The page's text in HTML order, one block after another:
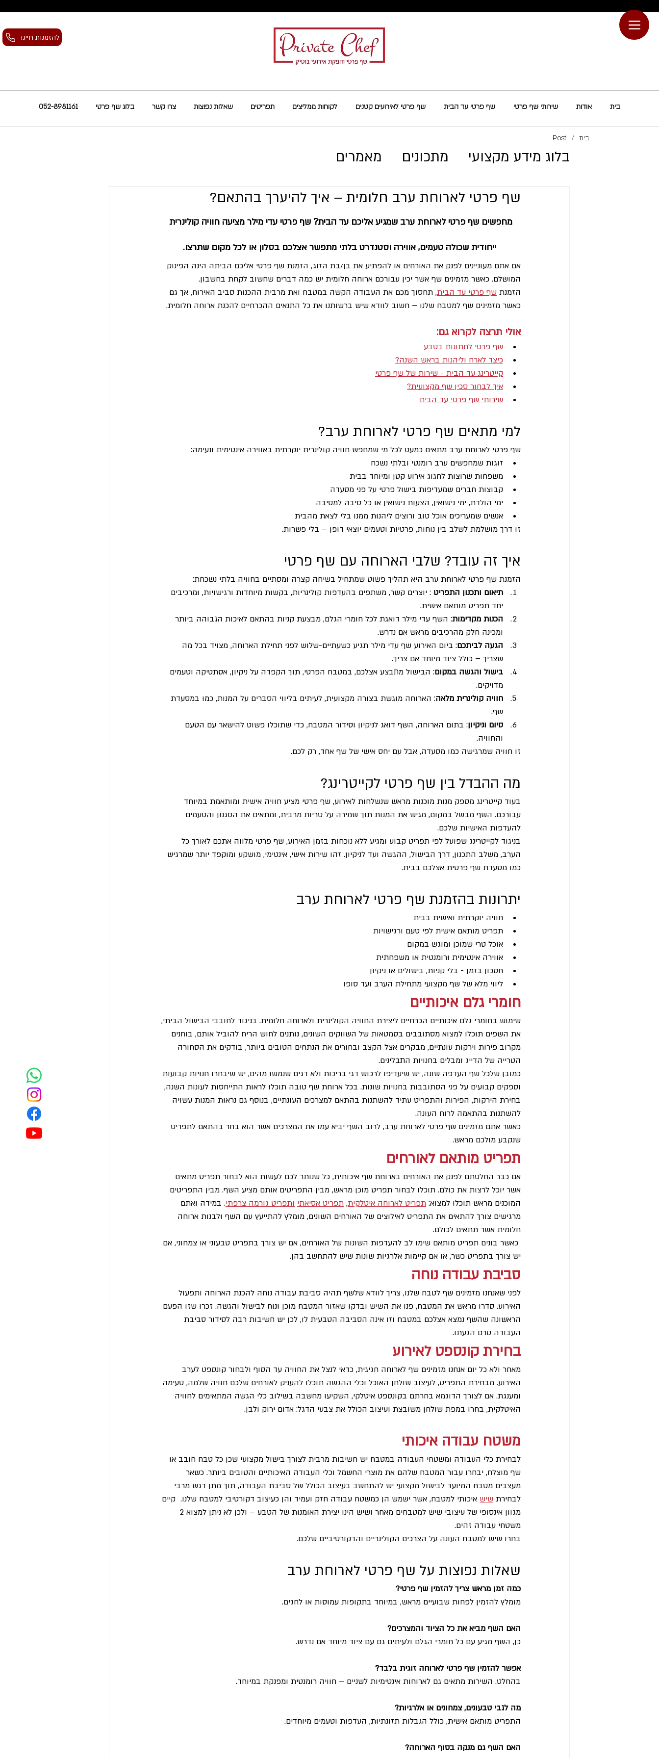
להזמנות חייגו
בית אודות שירותי שף פרטי שף פרטי עד הבית שף פרטי לאירועים קטנים לקוחות ממליצים תפריטים שאלות נפוצות צרו קשר בלוג שף פרטי 052-8981161
בית /
Post
בלוג מידע מקצועי מתכונים מאמרים
שף פרטי לארוחת ערב חלומית – איך להיערך בהתאם?
מחפשים שף פרטי לארוחת ערב שמגיע אליכם עד הבית? שף פרטי עדי מילר מציעה חוויה קולינרית
ייחודית שכולה טעמים, אווירה וסטנדרט בלתי מתפשר אצלכם בסלון או לכל מקום שתרצו.
אם אתם מעוניינים לפנק את האורחים או להפתיע את בן/בת הזוג, הזמנת שף פרטי אליכם הביתה הינה הפינוק
המושלם. כאשר מזמינים שף אשר יכין עבורכם ארוחה חלומית יש כמה דברים שחשוב לקחת בחשבון.
הזמנת שף פרטי עד הבית, תחסוך מכם את העבודה הקשה במטבח ואת מרבית ההכנות סביב האירוח, אך גם
כאשר מזמינים שף למטבח שלנו – חשוב לוודא שיש ברשותנו את כל התנאים ההכרחיים להכנת ארוחה חלומית.
אולי תרצה לקרוא גם:
שף פרטי לחתונות בטבע
כיצד לארח וליהנות בראש השנה?
קייטרינג עד הבית - שירות של שף פרטי
איך לבחור סכין שף מקצועית?
שירותי שף פרטי עד הבית
למי מתאים שף פרטי לארוחת ערב?
שף פרטי לארוחת ערב מתאים כמעט לכל מי שמחפש חוויה קולינרית יוקרתית באווירה אינטימית ונעימה:
זוגות שמחפשים ערב רומנטי ובלתי נשכח
משפחות שרוצות לחגוג אירוע קטן ומיוחד בבית
קבוצות חברים שמעדיפות בישול פרטי על פני מסעדה
ימי הולדת, ימי נישואין, הצעות נישואין או כל סיבה למסיבה
אנשים שמעריכים אוכל טוב ורוצים ליהנות ממנו בלי לצאת מהבית
זו דרך מושלמת לשלב בין נוחות, פרטיות וטעמים יוצאי דופן – בלי פשרות.
איך זה עובד? שלבי הארוחה עם שף פרטי
הזמנת שף פרטי לארוחת ערב היא תהליך פשוט שמתחיל בשיחה קצרה ומסתיים בחוויה בלתי נשכחת:
תיאום ותכנון התפריט : יוצרים קשר, משתפים בהעדפות קולינריות, בקשות מיוחדות ורגישויות, ומרכיבים
יחד תפריט מותאם אישית.
הכנות מקדימות: השף עדי מילר דואגת לכל חומרי הגלם, מבצעת קניות בהתאם לאיכות הגבוהה ביותר
ומכינה חלק מהרכיבים מראש אם נדרש.
הגעה לביתכם: ביום האירוע שף עדי מילר תגיע כשעתיים-שלוש לפני תחילת הארוחה, מצויד בכל מה
שצריך – כולל ציוד מיוחד אם צריך.
בישול והגשה במקום: הבישול מתבצע אצלכם, במטבח הפרטי, תוך הקפדה על ניקיון, אסתטיקה וטעמים
מדויקים.
חוויה קולינרית מלאה: הארוחה מוגשת בצורה מקצועית, לעיתים בליווי הסברים על המנות, כמו במסעדת
שף.
סיום וניקיון: בתום הארוחה, השף דואג לניקיון וסידור המטבח, כדי שתוכלו פשוט להישאר עם הטעם
והחוויה.
זו חוויה שמרגישה כמו מסעדה, אבל עם יחס אישי של שף אחד, רק לכם.
מה ההבדל בין שף פרטי לקייטרינג?
בעוד קייטרינג מספק מנות מוכנות מראש שנשלחות לאירוע, שף פרטי מציע חוויה אישית ומותאמת במיוחד
עבורכם. השף מבשל במקום, מגיש את המנות תוך שמירה על טריות מרבית, ומתאים את הסגנון והטעמים
להעדפות האישיות שלכם.
בניגוד לקייטרינג שפועל לפי תפריט קבוע ומגיע ללא נוכחות בזמן האירוע, שף פרטי מלווה אתכם לאורך כל
הערב, משלב התכנון, דרך הבישול, ההגשה ועד לניקיון. זהו שירות אישי, אינטימי, מושקע ומוקפד יותר שמרגיש
כמו מסעדת שף פרטית אצלכם בבית.
יתרונות בהזמנת שף פרטי לארוחת ערב
חוויה יוקרתית ואישית בבית
תפריט מותאם אישית לפי טעם ורגישויות
אוכל טרי שמוכן ומוגש במקום
אווירה אינטימית ורומנטית או משפחתית
חסכון בזמן - בלי קניות, בישולים או ניקיון
ליווי מלא של שף מקצועי מתחילת הערב ועד סופו
חומרי גלם איכותיים
שימוש בחומרי גלם איכותיים הכרחיים ליצירת החוויה הקולינרית ולארוחה חלומית. בניגוד לחובבי הבישול הביתי,
את השפים תוכלו למצוא מסתובבים בסמטאות של השווקים השונים, נותנים לחוש הריח להוביל אותם, בוחנים
מקרוב פירות וירקות עונתיים, מבקרים אצל הקצב ובחורים את הנתחים הטובים ביותר, בודקים את הסחורה
הטרייה של הדייג ומבלים בחנויות התבלינים.
כמובן שלכל שף העדפה שונה, יש שיעדיפו לרכוש דגי בריכות ולא דגים שנמשו מהים, יש שיבחרו חנויות קבועות
וספקים קבועים על פני הסתובבות בחנויות שונות. בכל ארוחת שף טובה תוכלו לראות התייחסות לעונות השנה,
בחירת הירקות, הפירות והתפריט עתיד להשתנות בהתאם למצרכים העונתיים, בנוסף גם נראות המנות עשויה
להשתנות בהתאמה לרוח העונה.
כאשר אתם מזמינים שף פרטי לארוחת ערב, לרוב השף יביא עמו את המצרכים אשר הוא בחר בהתאם לתפריט
שנקבע מולכם מראש.
תפריט מותאם לאורחים
אם כבר החלטתם לפנק את האורחים בארוחת שף איכותית, כל שנותר לכם לעשות הוא לבחור תפריט מתאים
אשר יוכל לרצות את כולם. תוכלו לבחור תפריט מוכן מראש, מבין התפריטים אותם מציע השף. מבין התפריטים
המוכנים מראש תוכלו למצוא: תפריט לארוחה איטלקית, תפריט אסיאתי ותפריט גורמה צרפתי. במידה ואתם
מרגישים צורך להתאים את התפריט לאילוצים של האורחים השונים, מומלץ להתייעץ עם השף ולבנות ארוחה
חלומית אשר תתאים לכולם.
כאשר בונים תפריט מותאם שימו לב להעדפות השונות של האורחים, אם יש צורך בתפריט טבעוני או צמחוני, אם
יש צורך בתפריט כשר, או אם קיימות אלרגיות שונות שיש להתחשב בהן.
סביבת עבודה נוחה
לפני שאנחנו מזמינים שף לטבח שלנו, צריך לוודא שלשף תהיה סביבת עבודה נוחה להכנת הארוחה ותפעול
האירוע. סדרו מראש את המטבח, פנו את השיש ובדקו שאזור המטבח מוכן ונוח לבישול והגשה. זכרו שזו הפעם
הראשונה שהשף נמצא אצלכם במטבח וזו אינה הסביבה הטבעית לו, לכן יש חשיבות רבה לסידור סביבת
העבודה טרם הגעתו.
בחירת קונספט לאירוע
מאחר ולא כל יום אנחנו מזמינים שף לארוחה חגיגית, כדאי לנצל את החוויה עד הסוף ולבחור קונספט לערב
האירוע. מבחירת התפריט, לעיצוב שולחן האוכל וכלי ההגשה תוכלו להעניק לאורחים שלכם חוויה שלמה, טעימה
ומענגת. אם לצורך הדוגמא בחרתם בקונספט איטלקי, השקיעו מחשבה בשילוב כלי הגשה המתאימים לחוויה
האיטלקית, בחרו במפת שולחן משובצת ועיצוב הכולל את צבעי הדגל: אדום ירוק ולבן.
משטח עבודה איכותי
לבחירת כלי העבודה ומשטחי העבודה במטבח יש חשיבות מרבית לצורך בישול מקצועי שכן כל טבח חובב או
שף מוצלח, יבחרו עבור המטבח שלהם את מוצרי החשמל וכלי העבודה האיכותיים והטובים ביותר. כשאר
מעצבים מטבח המיועד לבישול מקצועי יש להתחשב בעיצוב הכולל של סביבת העבודה, תוך מתן דגש מרבי
לבחירת שיש איכותי למטבח, אשר ישמש הן כמשטח עבודה חזק ועמיד והן כעיצוב דקורטיבי למטבח שלנו.  קיים
משטחי עבודה זהים.
בחרו שיש למטבח העונה על הצרכים הקולינריים והדקורטיביים שלכם.
שאלות נפוצות על שף פרטי לארוחת ערב
כמה זמן מראש צריך להזמין שף פרטי?
מומלץ להזמין לפחות שבועיים מראש, במיוחד בתקופות עמוסות או לחגים.
האם השף מביא את כל הציוד והמצרכים?
כן, השף מגיע עם כל חומרי הגלם ולעיתים גם עם ציוד מיוחד אם נדרש.
אפשר להזמין שף פרטי לארוחה זוגית בלבד?
בהחלט. השירות מתאים גם לארוחות אינטימיות לשניים – חוויה רומנטית ומפנקת במיוחד.
מה לגבי טבעונים, צמחונים או אלרגיות?
התפריט מותאם אישית, כולל הגבלות תזונתיות, העדפות וטעמים מיוחדים.
האם השף גם מנקה בסוף הארוחה?